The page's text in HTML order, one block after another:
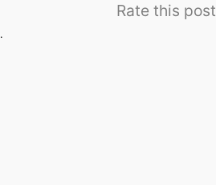
Rate this post
.